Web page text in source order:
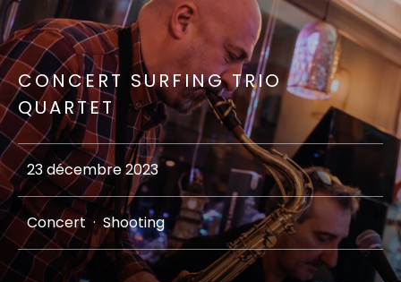
CONCERT SURFING TRIO
QUARTET
23 décembre 2023
Concert·Shooting